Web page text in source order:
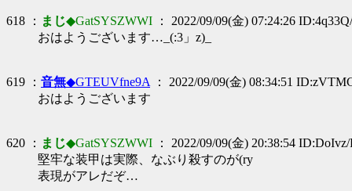
618 ： まじ◆GatSYSZWWI ： 2022/09/09(金) 07:24:26
おはようございます…_(:3」z)_
619 ： 音無◆GTEUVfne9A ： 2022/09/09(金) 08:34:51
おはようございます
620 ： まじ◆GatSYSZWWI ： 2022/09/09(金) 20:38:54 ID:DoIvz/
堅牢な装甲は実際、なぶり殺すのが(ry
表現がアレだぞ…